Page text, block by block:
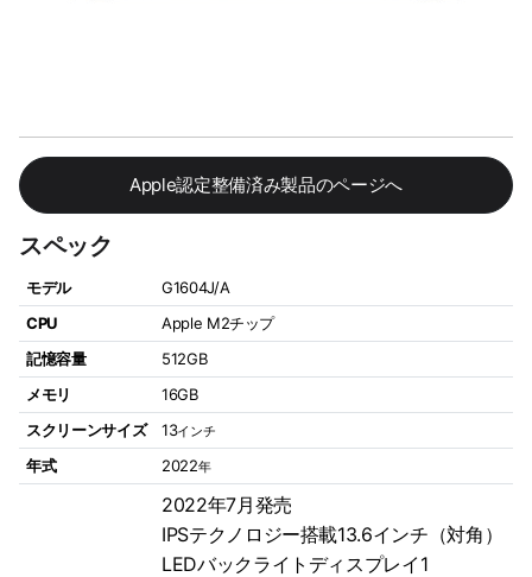
Apple認定整備済み製品のページへ
スペック
モデル
G1604J/A
CPU
Apple M2チップ
記憶容量
512GB
メモリ
16GB
スクリーンサイズ
13インチ
年式 2022年
2022年7月発売
IPSテクノロジー搭載13.6インチ（対角）
LEDバックライトディスプレイ1